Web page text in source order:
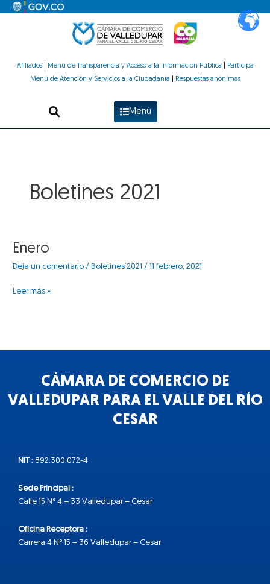
Afiliados| Menú de Transparencia y Acceso a la Información Pública
Participa
Menú de Atención y Servicios a la Ciudadanía
Respuestas anónimas
Menú
Boletines 2021
Enero
Deja un comentario / Boletines 2021 /11 febrero, 2021
Enero
Leer más »
CÁMARA DE COMERCIO DE
VALLEDUPAR PARA EL VALLE DEL RÍO
CESAR
NIT : 892.300.072-4
Sede Principal :
Calle 15 N° 4 – 33 Valledupar – Cesar
Oficina Receptora :
Carrera 4 N° 15 – 36 Valledupar – Cesar